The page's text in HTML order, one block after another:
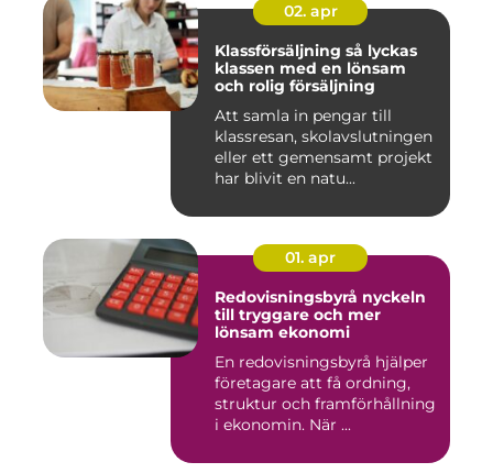
02. apr
Klassförsäljning så lyckas
klassen med en lönsam
och rolig försäljning
Att samla in pengar till
klassresan, skolavslutningen
eller ett gemensamt projekt
har blivit en natu...
01. apr
Redovisningsbyrå nyckeln
till tryggare och mer
lönsam ekonomi
En redovisningsbyrå hjälper
företagare att få ordning,
struktur och framförhållning
i ekonomin. När ...